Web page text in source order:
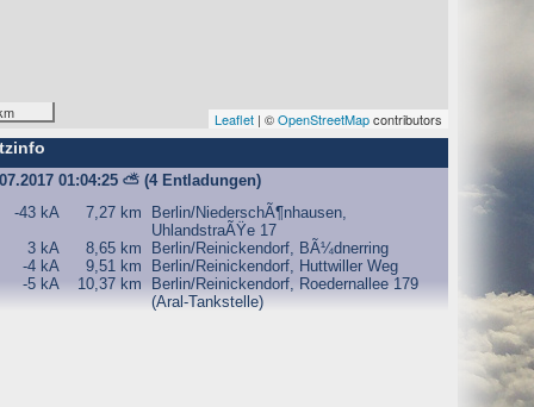
AG, der Websitebetreiber nutzt diese Daten nicht.
zu erkennen, um z. B. Missbrauchsfälle aufklären zu
aufgehoben werden, sind sie solange von der
und der Webseiten auf der Basis der Logfiles ohne
Leaflet | ©OpenStreetMapcontributors
01:04:25 ⛅ (4 Entladungen)
-43 kA 7,27 km
Berlin/NiederschÃ¶nhausen,
UhlandstraÃŸe 17
3 kA 8,65 km
Berlin/Reinickendorf, BÃ¼dnerring
-4 kA 9,51 km
Berlin/Reinickendorf, Huttwiller Weg
-5 kA 10,37 km
Berlin/Reinickendorf, Roedernallee 179
(Aral-Tankstelle)